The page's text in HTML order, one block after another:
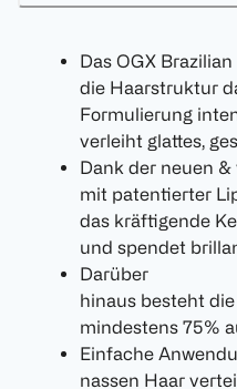
Das OGX
die Haarstruktur
Formulierung
verleiht glattes,
Dank der neuen
mit patentierter
das kräftigende
und spendet
Darüber
hinaus besteht
mindestens 75%
Einfache
nassen Haar